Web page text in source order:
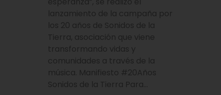
lanzamiento de la campaña por
los 20 años de Sonidos de la
Tierra, asociación que viene
transformando vidas y
comunidades a través de la
música. Manifiesto #20Años
Sonidos de la Tierra Para...